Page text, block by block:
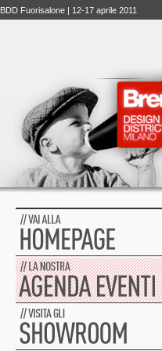
BDD Fuorisalone | 12-17 aprile 2011